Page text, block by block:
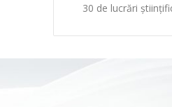
30 de lucrări